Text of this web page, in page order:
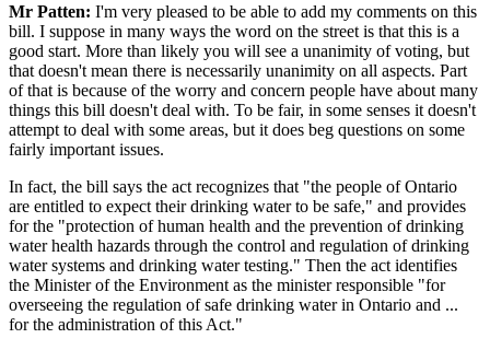
Mr Patten: I'm very pleased to be able to add my comments on this
bill. I suppose in many ways the word on the street is that this is a
good start. More than likely you will see a unanimity of voting, but
that doesn't mean there is necessarily unanimity on all aspects. Part
of that is because of the worry and concern people have about many
things this bill doesn't deal with. To be fair, in some senses it doesn't
attempt to deal with some areas, but it does beg questions on some
fairly important issues.
In fact, the bill says the act recognizes that "the people of Ontario
are entitled to expect their drinking water to be safe," and provides
for the "protection of human health and the prevention of drinking
water health hazards through the control and regulation of drinking
water systems and drinking water testing." Then the act identifies
the Minister of the Environment as the minister responsible "for
overseeing the regulation of safe drinking water in Ontario and ...
for the administration of this Act."